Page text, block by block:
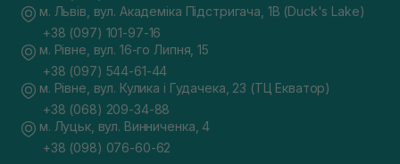
м. Львів, вул. Академіка Підстригача, 1В (Duck's Lake)
+38 (097) 101-97-16
м. Рівне, вул. 16-го Липня, 15
+38 (097) 544-61-44
м. Рівне, вул. Кулика і Гудачека, 23 (ТЦ Екватор)
+38 (068) 209-34-88
м. Луцьк, вул. Винниченка, 4
+38 (098) 076-60-62